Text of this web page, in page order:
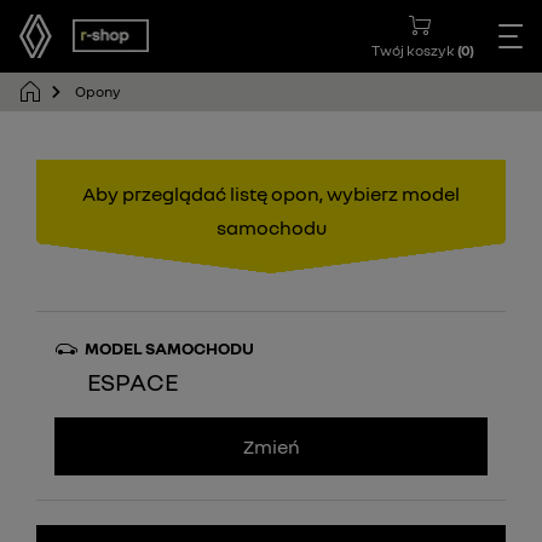
Twój koszyk (0)
Opony
Aby przeglądać listę opon, wybierz model
samochodu
MODEL SAMOCHODU
ESPACE
Zmień